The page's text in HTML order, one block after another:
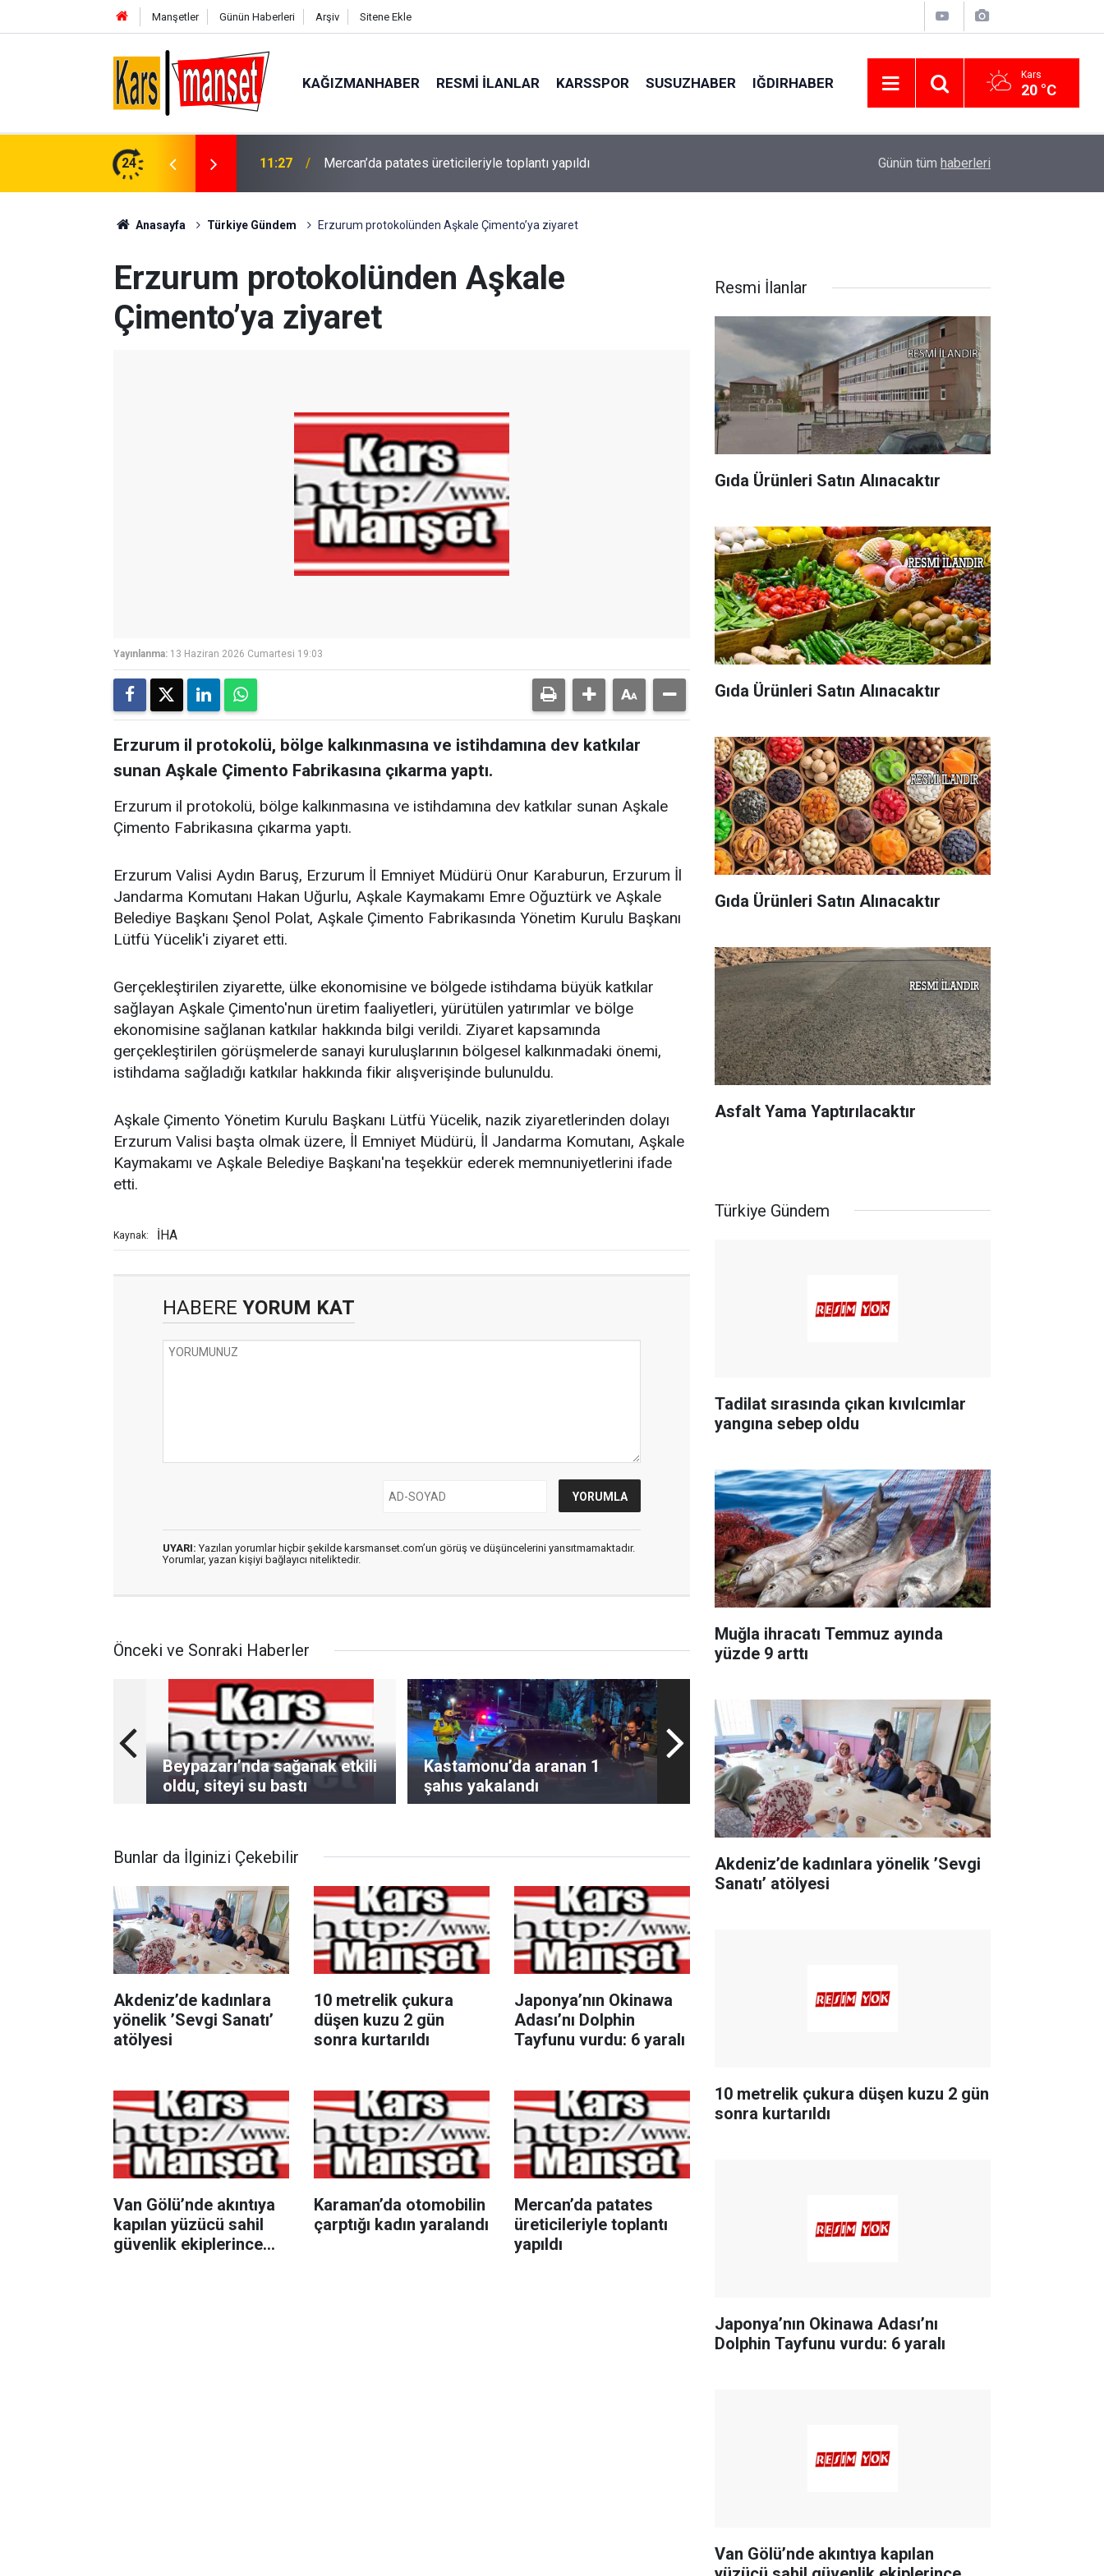
Manşetler Günün Haberleri Arşiv Sitene Ekle
KAĞIZMANHABER RESMI İLANLAR KARSSPOR SUSUZHABER IĞDIRHABER Kars
20 °C
24 11:23 Dededüzü’nde yollar yenileniyor Hopa’da şüpheli ev yangını: 1 yaralı, 1 gözaltı
Günün tüm haberleri
Anasayfa Türkiye Gündem Erzurum protokolünden Aşkale Çimento’ya ziyaret
Erzurum protokolünden Aşkale
Çimento’ya ziyaret
Yayınlanma: 13 Haziran 2026 Cumartesi 19:03
Erzurum il protokolü, bölge kalkınmasına ve istihdamına dev katkılar
sunan Aşkale Çimento Fabrikasına çıkarma yaptı.
Erzurum il protokolü, bölge kalkınmasına ve istihdamına dev katkılar sunan Aşkale
Çimento Fabrikasına çıkarma yaptı.
Erzurum Valisi Aydın Baruş, Erzurum İl Emniyet Müdürü Onur Karaburun, Erzurum İl
Jandarma Komutanı Hakan Uğurlu, Aşkale Kaymakamı Emre Oğuztürk ve Aşkale
Belediye Başkanı Şenol Polat, Aşkale Çimento Fabrikasında Yönetim Kurulu Başkanı
Lütfü Yücelik'i ziyaret etti.
Gerçekleştirilen ziyarette, ülke ekonomisine ve bölgede istihdama büyük katkılar
sağlayan Aşkale Çimento'nun üretim faaliyetleri, yürütülen yatırımlar ve bölge
ekonomisine sağlanan katkılar hakkında bilgi verildi. Ziyaret kapsamında
gerçekleştirilen görüşmelerde sanayi kuruluşlarının bölgesel kalkınmadaki önemi,
istihdama sağladığı katkılar hakkında fikir alışverişinde bulunuldu.
Aşkale Çimento Yönetim Kurulu Başkanı Lütfü Yücelik, nazik ziyaretlerinden dolayı
Erzurum Valisi başta olmak üzere, İl Emniyet Müdürü, İl Jandarma Komutanı, Aşkale
Kaymakamı ve Aşkale Belediye Başkanı'na teşekkür ederek memnuniyetlerini ifade
etti.
Kaynak: İHA
HABERE YORUM KAT
UYARI: Yazılan yorumlar hiçbir şekilde karsmanset.com’un görüş ve düşüncelerini yansıtmamaktadır.
Yorumlar, yazan kişiyi bağlayıcı niteliktedir.
Önceki ve Sonraki Haberler
Beypazarı’nda sağanak etkili
oldu, siteyi su bastı
Kastamonu’da aranan 1
şahıs yakalandı
Bunlar da İlginizi Çekebilir
Akdeniz’de kadınlara
yönelik ’Sevgi Sanatı’
atölyesi
10 metrelik çukura
düşen kuzu 2 gün
sonra kurtarıldı
Japonya’nın Okinawa
Adası’nı Dolphin
Tayfunu vurdu: 6 yaralı
Van Gölü’nde akıntıya
kapılan yüzücü sahil
güvenlik ekiplerince
Karaman’da otomobilin
çarptığı kadın yaralandı
Mercan’da patates
üreticileriyle toplantı
yapıldı
Resmi İlanlar
Gıda Ürünleri Satın Alınacaktır
Gıda Ürünleri Satın Alınacaktır
Gıda Ürünleri Satın Alınacaktır
Asfalt Yama Yaptırılacaktır
Türkiye Gündem
Tadilat sırasında çıkan kıvılcımlar
yangına sebep oldu
Muğla ihracatı Temmuz ayında
yüzde 9 arttı
Akdeniz’de kadınlara yönelik ’Sevgi
Sanatı’ atölyesi
10 metrelik çukura düşen kuzu 2 gün
sonra kurtarıldı
Japonya’nın Okinawa Adası’nı
Dolphin Tayfunu vurdu: 6 yaralı
Van Gölü’nde akıntıya kapılan